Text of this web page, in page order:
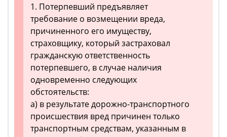
1. Потерпевший предъявляет
требование о возмещении вреда,
причиненного его имуществу,
страховщику, который застраховал
гражданскую ответственность
потерпевшего, в случае наличия
одновременно следующих
обстоятельств:
а) в результате дорожно-транспортного
происшествия вред причинен только
транспортным средствам, указанным в